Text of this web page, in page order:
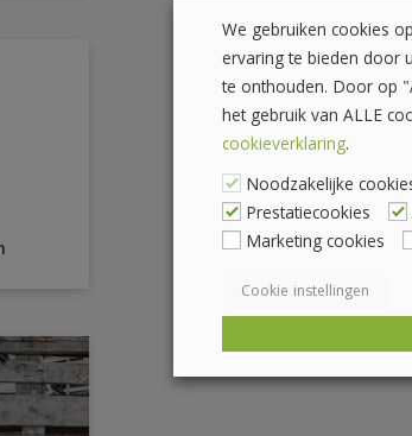
We gebruiken cookies
ervaring te bieden door
te onthouden. Door op
het gebruik van ALLE
cookieverklaring.
Noodzakelijke
Prestatiecookies
Marketing cookies
Cookie instellingen